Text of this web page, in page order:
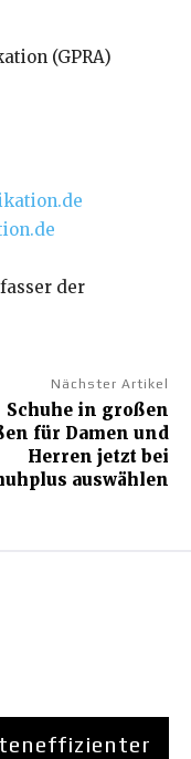
(GPRA)
der
Nächster Artikel
Schuhe in großen
für Damen und
Herren jetzt bei
auswählen